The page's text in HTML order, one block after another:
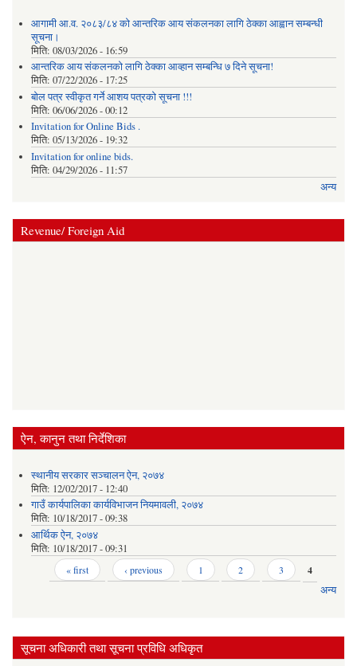
आगामी आ.व. २०८३/८४ को आन्तरिक आय संकलनका लागि ठेक्का आह्वान सम्बन्धी
सूचना।
मिति: 08/03/2026 - 16:59
आन्तरिक आय संकलनको लागि ठेक्‍का आव्हान सम्बन्धि ७ दिने सूचना!
मिति: 07/22/2026 - 17:25
बोल पत्र स्वीकृत गर्ने आशय पत्रको सूचना !!!
मिति: 06/06/2026 - 00:12
Invitation for Online Bids .
मिति: 05/13/2026 - 19:32
Invitation for online bids.
मिति: 04/29/2026 - 11:57
अन्य
Revenue/ Foreign Aid
ऐन, कानुन तथा निर्देशिका
स्थानीय सरकार सञ्‍चालन ऐन, २०७४
मिति: 12/02/2017 - 12:40
गाउँ कार्यपालिका कार्यविभाजन नियमावली, २०७४
मिति: 10/18/2017 - 09:38
आर्थिक ऐन, २०७४
मिति: 10/18/2017 - 09:31
« first ‹ previous 1 2 3
4
अन्य
सूचना अधिकारी तथा सूचना प्रविधि अधिकृत